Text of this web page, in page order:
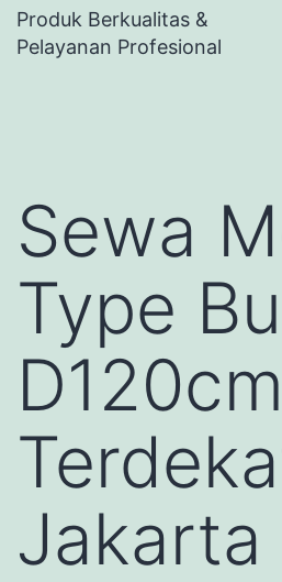
Produk Berkualitas &
Pelayanan Profesional
Sewa
Type
Jakarta